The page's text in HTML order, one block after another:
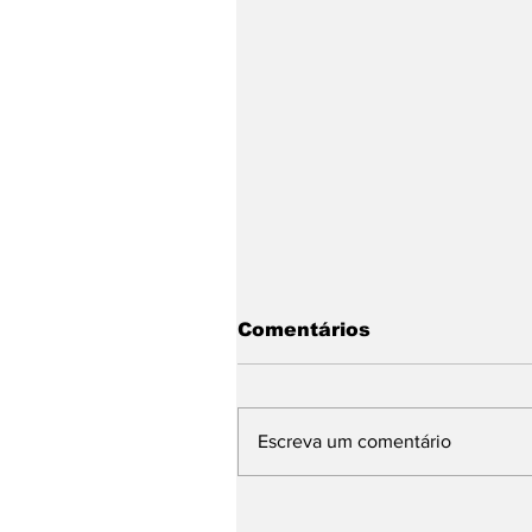
Comentários
Escreva um comentário